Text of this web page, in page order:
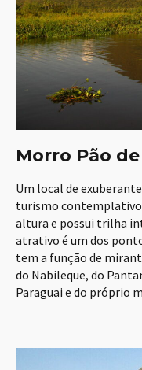
Morro Pão
Um local de
turismo
altura e possui trilha
atrativo é um dos
tem a função de
do Nabileque, do
Paraguai e do próprio